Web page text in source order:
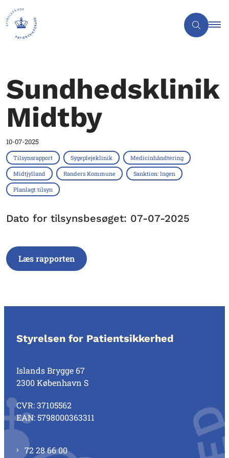
Sundhedsklinik
Midtby
10-07-2025
Tilsynsrapport Sygeplejeklinik Medicinhåndtering
Midtjylland Randers Kommune Sanktion: Ingen
Planlagt tilsyn
Dato for tilsynsbesøget: 07-07-2025
Læs rapporten
Styrelsen for Patientsikkerhed
Islands Brygge 67
2300 København S
CVR: 37105562
EAN: 5798000363311
72 28 66 00